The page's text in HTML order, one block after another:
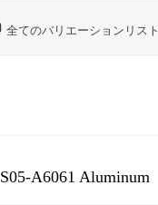
全てのバリエーションリスト
S05-A6061 Aluminum